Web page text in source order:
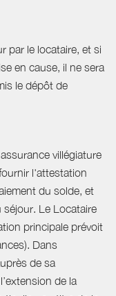
par le locataire, et si
en cause, il ne sera
le dépôt de
villégiature
l'attestation
du solde, et
Le Locataire
principale prévoit
Dans
de sa
de la